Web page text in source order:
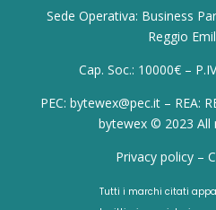
Sede Operativa: Business
Reggio
Cap. Soc.: 10000€ –
PEC: bytewex@pec.it – REA:
bytewex © 2023 All
Privacy policy–
Tutti i marchi citati